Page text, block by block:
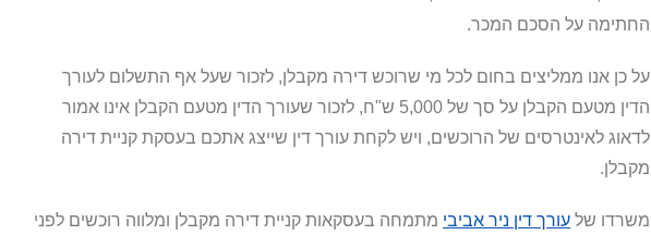
החתימה על הסכם המכר.
על כן אנו ממליצים בחום לכל מי שרוכש דירה מקבלן, לזכור שעל אף התשלום לעורך
הדין מטעם הקבלן על סך של 5,000 ש"ח, לזכור שעורך הדין מטעם הקבלן אינו אמור
לדאוג לאינטרסים של הרוכשים, ויש לקחת עורך דין שייצג אתכם בעסקת קניית דירה
מקבלן.
משרדו של עורך דין ניר אביבי מתמחה בעסקאות קניית דירה מקבלן ומלווה רוכשים לפני